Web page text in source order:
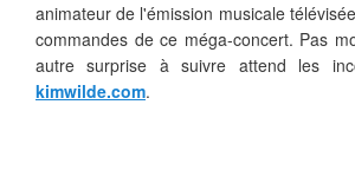
animateur de l'émission musicale
commandes de ce méga-concert. Pas
autre surprise à suivre attend les
kimwilde.com.